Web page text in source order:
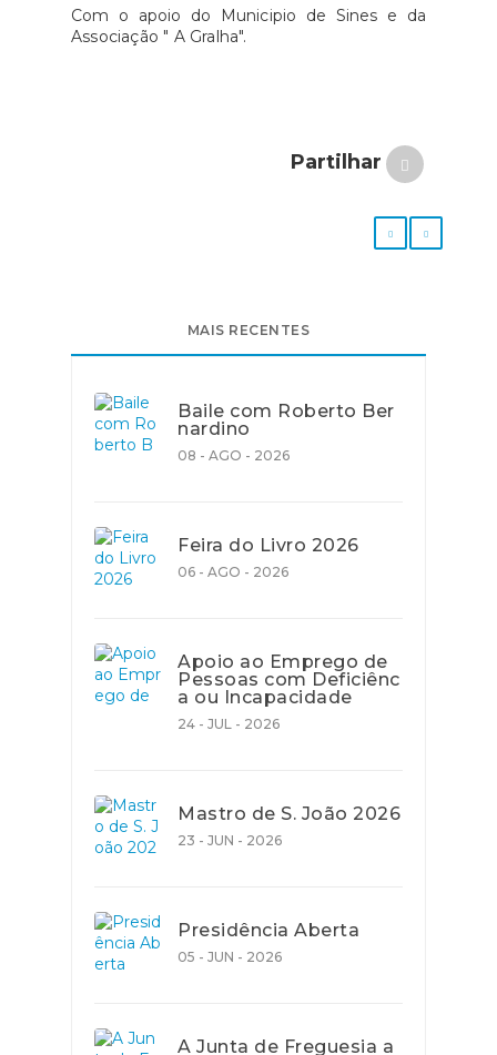
Com o apoio do Municipio de Sines e da
Associação " A Gralha".
Partilhar
MAIS RECENTES
Baile com Roberto Ber
nardino
08 - AGO - 2026
Feira do Livro 2026
06 - AGO - 2026
Apoio ao Emprego de
Pessoas com Deficiênc
a ou Incapacidade
24 - JUL - 2026
Mastro de S. João 2026
23 - JUN - 2026
Presidência Aberta
05 - JUN - 2026
A Junta de Freguesia a